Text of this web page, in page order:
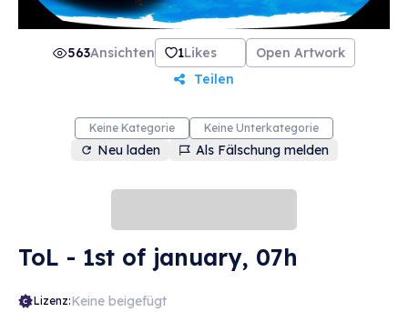
563Ansichten 1Likes
Open Artwork
Teilen
Keine Kategorie Keine Unterkategorie
Neu laden Als Fälschung melden
ToL - 1st of january, 07h
Lizenz:Keine beigefügt